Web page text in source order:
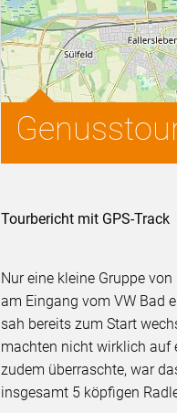
Tourbericht mit GPS-Track
Nur eine kleine Gruppe
am Eingang vom VW Bad
sah bereits zum Start
machten nicht wirklich auf
zudem überraschte, war
insgesamt 5 köpfigen